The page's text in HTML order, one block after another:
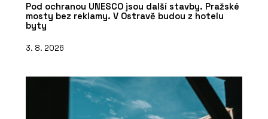
Pod ochranou UNESCO jsou další stavby. Pražské
mosty bez reklamy. V Ostravě budou z hotelu
byty
3. 8. 2026